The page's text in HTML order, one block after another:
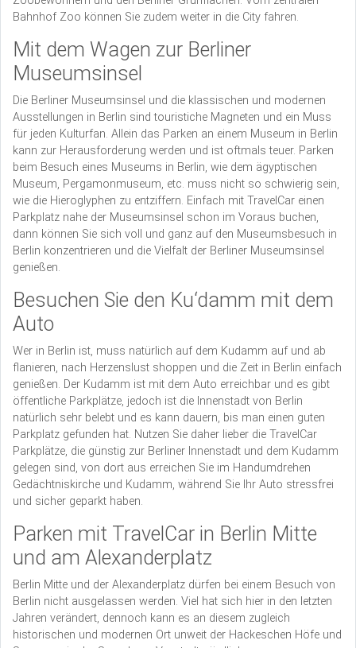
Bahnhof Zoo können Sie zudem weiter in die City fahren.
Mit dem Wagen zur Berliner
Museumsinsel
Die Berliner Museumsinsel und die klassischen und modernen
Ausstellungen in Berlin sind touristiche Magneten und ein Muss
für jeden Kulturfan. Allein das Parken an einem Museum in Berlin
kann zur Herausforderung werden und ist oftmals teuer. Parken
beim Besuch eines Museums in Berlin, wie dem ägyptischen
Museum, Pergamonmuseum, etc. muss nicht so schwierig sein,
wie die Hieroglyphen zu entziffern. Einfach mit TravelCar einen
Parkplatz nahe der Museumsinsel schon im Voraus buchen,
dann können Sie sich voll und ganz auf den Museumsbesuch in
Berlin konzentrieren und die Vielfalt der Berliner Museumsinsel
genießen.
Besuchen Sie den Ku‘damm mit dem
Auto
Wer in Berlin ist, muss natürlich auf dem Kudamm auf und ab
flanieren, nach Herzenslust shoppen und die Zeit in Berlin einfach
genießen. Der Kudamm ist mit dem Auto erreichbar und es gibt
öffentliche Parkplätze, jedoch ist die Innenstadt von Berlin
natürlich sehr belebt und es kann dauern, bis man einen guten
Parkplatz gefunden hat. Nutzen Sie daher lieber die TravelCar
Parkplätze, die günstig zur Berliner Innenstadt und dem Kudamm
gelegen sind, von dort aus erreichen Sie im Handumdrehen
Gedächtniskirche und Kudamm, während Sie Ihr Auto stressfrei
und sicher geparkt haben.
Parken mit TravelCar in Berlin Mitte
und am Alexanderplatz
Berlin Mitte und der Alexanderplatz dürfen bei einem Besuch von
Berlin nicht ausgelassen werden. Viel hat sich hier in den letzten
Jahren verändert, dennoch kann es an diesem zugleich
historischen und modernen Ort unweit der Hackeschen Höfe und